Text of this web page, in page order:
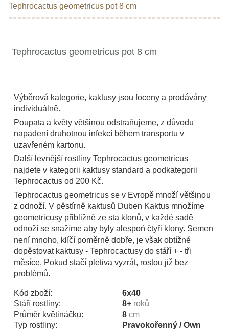
Tephrocactus geometricus pot 8 cm
Tephrocactus geometricus pot 8 cm
Výběrová kategorie, kaktusy jsou foceny a prodávány
individuálně.
Poupata a květy většinou odstraňujeme, z důvodu
napadení druhotnou infekcí během transportu v
uzavřeném kartonu.
Další levnější rostliny Tephrocactus geometricus
najdete v kategorii kaktusy standard a podkategorii
Tephrocactus od 200 Kč.
Tephrocactus geometricus se v Evropě množí většinou
z odnoží. V pěstírně kaktusů Duben Kaktus množíme
geometricusy přibližně ze sta klonů, v každé sadě
odnoží se snažíme aby byly alespoń čtyři klony. Semen
není mnoho, klíčí poměrně dobře, je však obtížné
dopěstovat kaktusy - Tephrocactusy do stáří + - tři
měsíce. Pokud stačí pletiva vyzrát, rostou již bez
problémů.
Kód zboží:
6x40
Stáří rostliny:
8+ roků
Průměr květináčku:
8 cm
Typ rostliny:
Pravokořenný / Own